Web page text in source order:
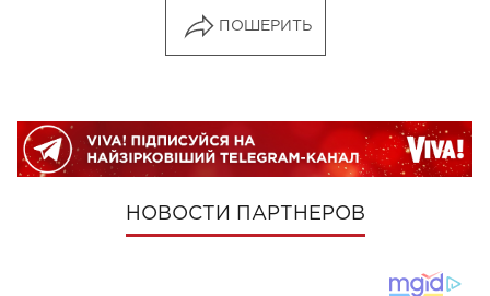
ПОШЕРИТЬ
НОВОСТИ ПАРТНЕРОВ